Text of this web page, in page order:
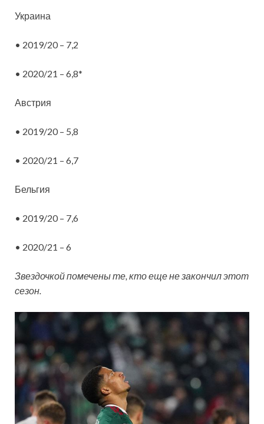
Украина
• 2019/20 – 7,2
• 2020/21 – 6,8*
Австрия
• 2019/20 – 5,8
• 2020/21 – 6,7
Бельгия
• 2019/20 – 7,6
• 2020/21 – 6
Звездочкой помечены те, кто еще не закончил этот
сезон.